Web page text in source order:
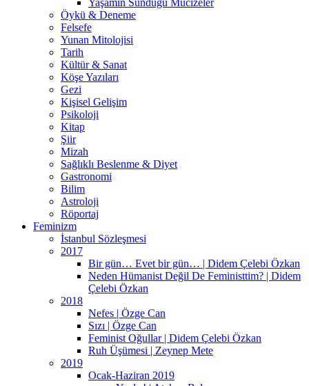
Yaşamın Sunduğu Mucizeler
Öykü & Deneme
Felsefe
Yunan Mitolojisi
Tarih
Kültür & Sanat
Köşe Yazıları
Gezi
Kişisel Gelişim
Psikoloji
Kitap
Şiir
Mizah
Sağlıklı Beslenme & Diyet
Gastronomi
Bilim
Astroloji
Röportaj
Feminizm
İstanbul Sözleşmesi
2017
Bir gün… Evet bir gün… | Didem Çelebi Özkan
Neden Hümanist Değil De Feministtim? | Didem
Çelebi Özkan
2018
Nefes | Özge Can
Sızı | Özge Can
Feminist Oğullar | Didem Çelebi Özkan
Ruh Üşümesi | Zeynep Mete
2019
Ocak-Haziran 2019